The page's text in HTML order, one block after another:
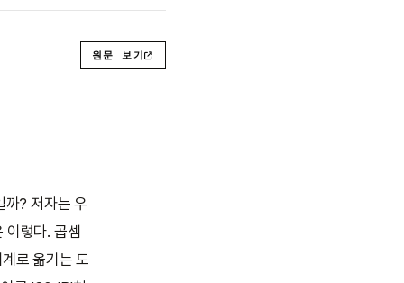
원문 보기
? 저자는 우
이렇다. 곱셈
로 옮기는 도